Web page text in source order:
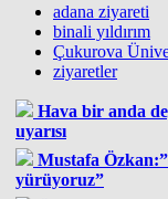
adana ziyareti
binali yıldırım
Çukurova
ziyaretler
Hava bir anda
uyarısı
Mustafa
yürüyoruz”